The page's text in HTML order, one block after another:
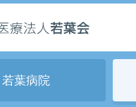
若葉病院